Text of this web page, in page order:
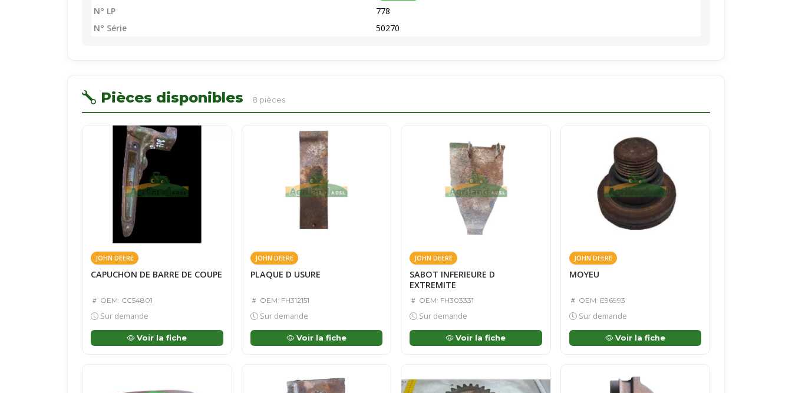
N° LP
778
N° Série
50270
Pièces disponibles 8 pièces
JOHN DEERE
CAPUCHON DE BARRE DE COUPE
OEM: CC54801
Sur demande
Voir la fiche
JOHN DEERE
PLAQUE D USURE
OEM: FH312151
Sur demande
Voir la fiche
JOHN DEERE
SABOT INFERIEURE D
EXTREMITE
OEM: FH303331
Sur demande
Voir la fiche
JOHN DEERE
MOYEU
OEM: E96993
Sur demande
Voir la fiche